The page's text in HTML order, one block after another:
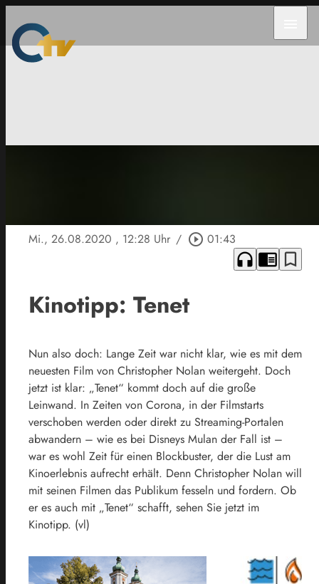
Mi., 26.08.2020 , 12:28 Uhr / play_circle_outline 01:43
headphones chrome_reader_mode bookmark_border
Kinotipp: Tenet
Nun also doch: Lange Zeit war nicht klar, wie es mit dem
neuesten Film von Christopher Nolan weitergeht. Doch
jetzt ist klar: „Tenet“ kommt doch auf die große
Leinwand. In Zeiten von Corona, in der Filmstarts
verschoben werden oder direkt zu Streaming-Portalen
abwandern – wie es bei Disneys Mulan der Fall ist –
war es wohl Zeit für einen Blockbuster, der die Lust am
Kinoerlebnis aufrecht erhält. Denn Christopher Nolan will
mit seinen Filmen das Publikum fesseln und fordern. Ob
er es auch mit „Tenet“ schafft, sehen Sie jetzt im
Kinotipp. (vl)